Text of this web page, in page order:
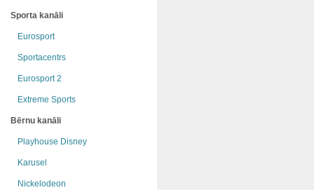
Sporta kanāli
Eurosport
Sportacentrs
Eurosport 2
Extreme Sports
Bērnu kanāli
Playhouse Disney
Karusel
Nickelodeon